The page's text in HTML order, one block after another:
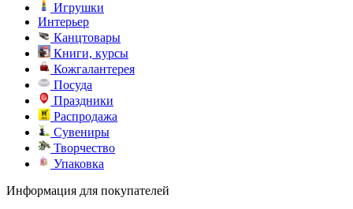
Игрушки
Интерьер
Канцтовары
Книги, курсы
Кожгалантерея
Посуда
Праздники
Распродажа
Сувениры
Творчество
Упаковка
Информация для покупателей